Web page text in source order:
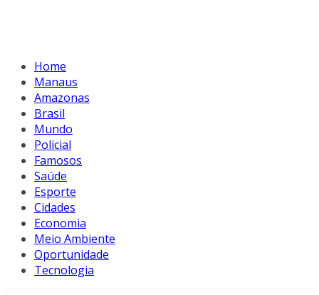
Home
Manaus
Amazonas
Brasil
Mundo
Policial
Famosos
Saúde
Esporte
Cidades
Economia
Meio Ambiente
Oportunidade
Tecnologia